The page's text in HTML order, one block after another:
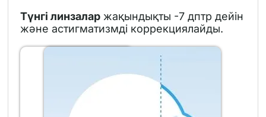
Түнгі линзалар жақындықты -7 дптр дейін
және астигматизмді коррекциялайды.